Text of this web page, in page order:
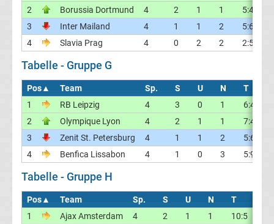
League
Fußball
Fußball
EM
Frauenfußball
Amateurfußball
2
Borussia Dortmund 4 2 1 1 5:4
3
Inter Mailand 4 1 1 2 5:6
4
Slavia Prag 4 0 2 2 2:5
Tabelle - Gruppe G
Pos▲ Team Sp. S U N T
1
RB Leipzig 4 3 0 1 6:4
2
Olympique Lyon 4 2 1 1 7:4
3
Zenit St. Petersburg 4 1 1 2 5:6
4
Benfica Lissabon 4 1 0 3 5:9
Tabelle - Gruppe H
Pos▲ Team Sp. S U N T
1
Ajax Amsterdam 4 2 1 1 10:5